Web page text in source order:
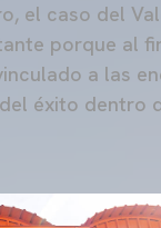
el caso del
porque al
a las
éxito dentro